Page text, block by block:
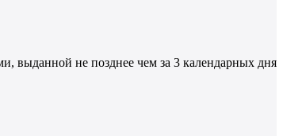
выданной не позднее чем за 3 календарных дня